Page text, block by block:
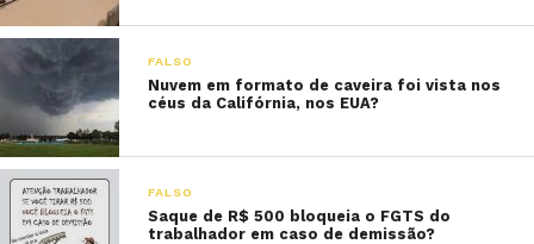
FALSO
Nuvem em formato de caveira foi vista nos
céus da Califórnia, nos EUA?
FALSO
Saque de R$ 500 bloqueia o FGTS do
trabalhador em caso de demissão?